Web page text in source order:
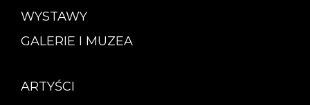
WYSTAWY
GALERIE I MUZEA
ARTYŚCI